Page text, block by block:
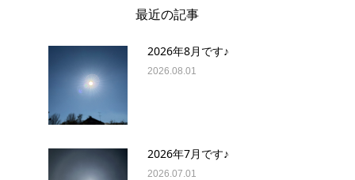
最近の記事
2026年8月です♪
2026.08.01
2026年7月です♪
2026.07.01